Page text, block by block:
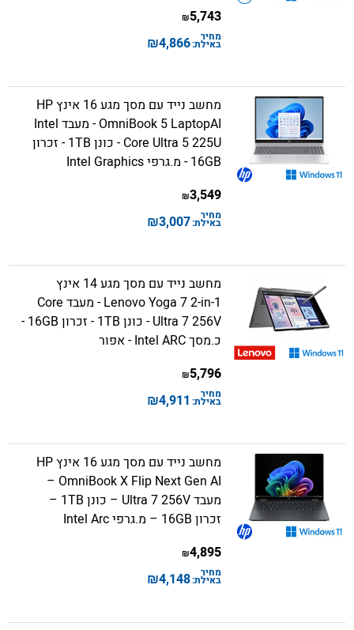
5,743
₪
מחיר
באילת:4,866
₪
מחשב נייד עם מסך מגע 16 אינץ HP
OmniBook 5 LaptopAI - מעבד Intel
Core Ultra 5 225U - כונן 1TB - זכרון
16GB - מ.גרפי Intel Graphics
3,549
₪
מחיר
באילת:3,007
₪
מחשב נייד עם מסך מגע 14 אינץ
Lenovo Yoga 7 2-in-1 - מעבד Core
Ultra 7 256V - כונן 1TB - זכרון 16GB -
כ.מסך Intel ARC - אפור
5,796
₪
מחיר
באילת: 4,911
₪
מחשב נייד עם מסך מגע 16 אינץ HP
OmniBook X Flip Next Gen AI –
מעבד Ultra 7 256V – כונן 1TB –
זכרון 16GB – מ.גרפי Intel Arc
4,895
₪
מחיר
באילת:4,148
₪